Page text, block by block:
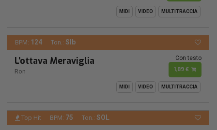
MIDI VIDEO MULTITRACCIA
BPM: 124 Ton.: SIb
L'ottava Meraviglia
Ron
Con testo
1,89 €
MIDI VIDEO MULTITRACCIA
Top Hit BPM: 75 Ton.: SOL